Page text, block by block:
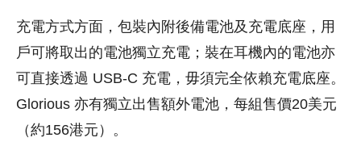
充電方式方面，包裝內附後備電池及充電底座，用
戶可將取出的電池獨立充電；裝在耳機內的電池亦
可直接透過 USB-C 充電，毋須完全依賴充電底座。
Glorious 亦有獨立出售額外電池，每組售價20美元
（約156港元）。